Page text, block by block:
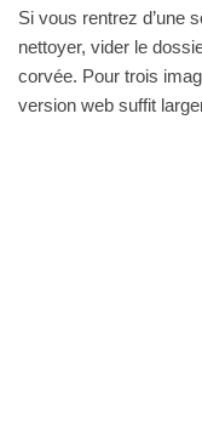
Si vous rentrez d’une
nettoyer, vider le
corvée. Pour trois
version web suffit